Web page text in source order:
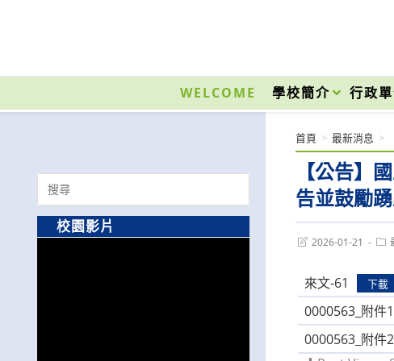
內
WELCOME 學校簡介 行政
【公告】
告並鼓勵
首頁 > 最新消息 >
Post2026-01-21
Post
來文-61 下載
0000563_附件
0000563_附件
Search
for:
校園影片